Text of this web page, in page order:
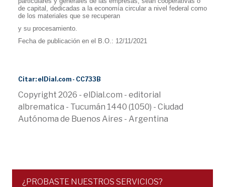
de capital, dedicadas a la economía circular a nivel federal como
de los materiales que se recuperan
y su procesamiento.
Fecha de publicación en el B.O.: 12/11/2021
Citar: elDial.com - CC733B
Copyright 2026 - elDial.com - editorial
albrematica - Tucumán 1440 (1050) - Ciudad
Autónoma de Buenos Aires - Argentina
¿PROBASTE NUESTROS SERVICIOS?